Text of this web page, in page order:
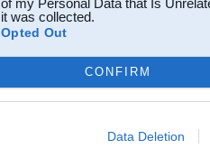
it was collected.
Opted Out
CONFIRM
Data Deletion